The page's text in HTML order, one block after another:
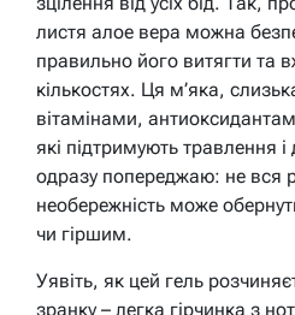
листя алое вера можна
правильно його витягти та
кількостях. Ця м’яка,
вітамінами,
які підтримують травлення
одразу попереджаю: не вся
необережність може
чи гіршим.
Уявіть, як цей гель
зранку – легка гірчинка з